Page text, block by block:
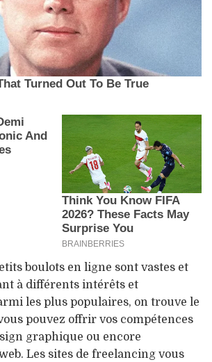
boulots en ligne sont vastes et
à différents intérêts et
les plus populaires, on trouve le
pouvez offrir vos compétences
graphique ou encore
Les sites de freelancing vous